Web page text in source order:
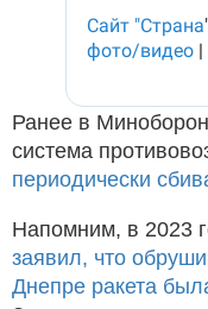
Ранее в
система
периодически
Напомним, в 2023
заявил, что
Днепре ракета